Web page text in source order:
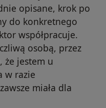
opisane, krok po
do konkretnego
współpracuje.
osobą, przez
że jestem u
w razie
miała dla